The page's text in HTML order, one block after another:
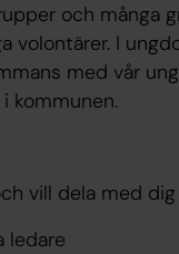
och många
volontärer. I
med vår
kommunen.
vill dela med
ledare